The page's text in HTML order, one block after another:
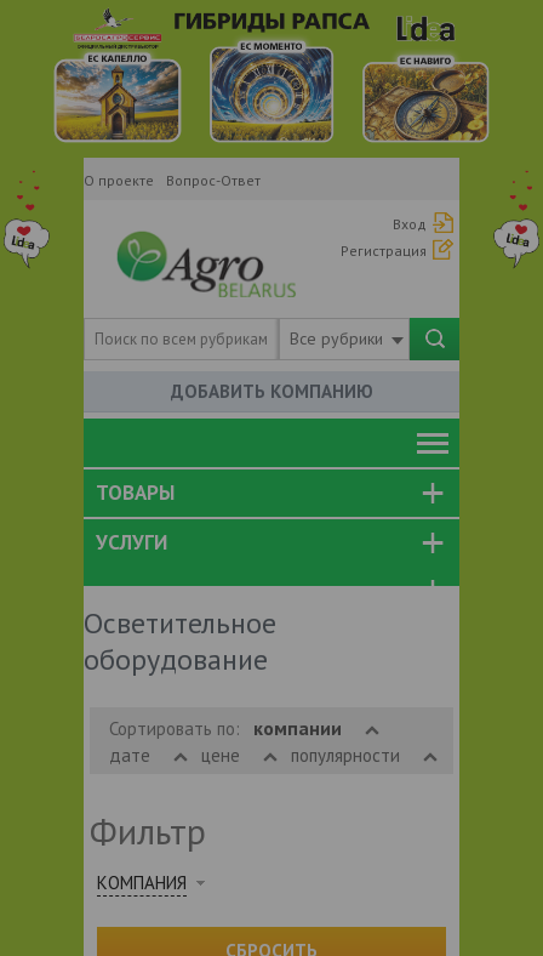
О проекте Вопрос-Ответ
Вход
Регистрация
Все рубрики
ДОБАВИТЬ КОМПАНИЮ
ТОВАРЫ
УСЛУГИ
Осветительное
оборудование
Сортировать по: компании
дате цене популярности
Фильтр
КОМПАНИЯ
СБРОСИТЬ